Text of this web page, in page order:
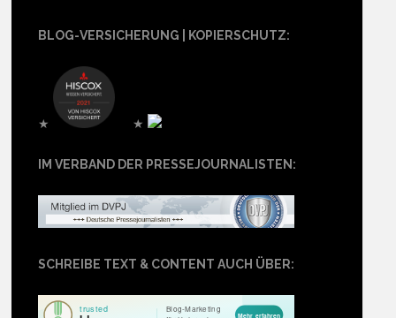
BLOG-VERSICHERUNG | KOPIERSCHUTZ:
★ ★
IM VERBAND DER PRESSEJOURNALISTEN:
SCHREIBE TEXT & CONTENT AUCH ÜBER: